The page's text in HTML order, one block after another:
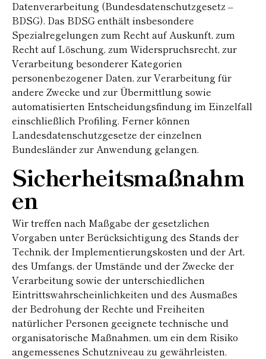
Datenverarbeitung (Bundesdatenschutzgesetz –
BDSG). Das BDSG enthält insbesondere
Spezialregelungen zum Recht auf Auskunft, zum
Recht auf Löschung, zum Widerspruchsrecht, zur
Verarbeitung besonderer Kategorien
personenbezogener Daten, zur Verarbeitung für
andere Zwecke und zur Übermittlung sowie
automatisierten Entscheidungsfindung im Einzelfall
einschließlich Profiling. Ferner können
Landesdatenschutzgesetze der einzelnen
Bundesländer zur Anwendung gelangen.
Sicherheitsmaßnahm
en
Wir treffen nach Maßgabe der gesetzlichen
Vorgaben unter Berücksichtigung des Stands der
Technik, der Implementierungskosten und der Art,
des Umfangs, der Umstände und der Zwecke der
Verarbeitung sowie der unterschiedlichen
Eintrittswahrscheinlichkeiten und des Ausmaßes
der Bedrohung der Rechte und Freiheiten
natürlicher Personen geeignete technische und
organisatorische Maßnahmen, um ein dem Risiko
angemessenes Schutzniveau zu gewährleisten.